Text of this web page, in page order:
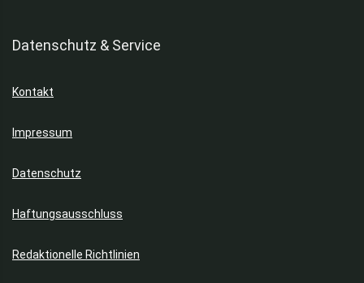
Datenschutz & Service
Kontakt
Impressum
Datenschutz
Haftungsausschluss
Redaktionelle Richtlinien